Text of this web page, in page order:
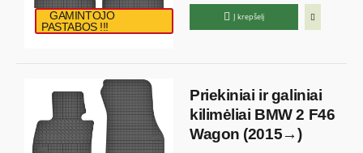
GAMINTOJO
PASTABOS !!!
Į krepšelį
Priekiniai ir galiniai
kilimėliai BMW 2 F46
Wagon (2015→)